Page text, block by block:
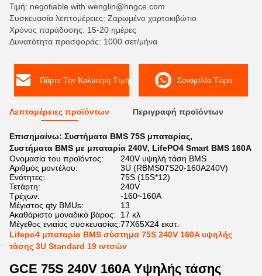
Τιμή: negotiable with wenglin@hngce.com
Συσκευασία λεπτομέρειες: Ζαρωμένο χαρτοκιβώτιο
Χρόνος παράδοσης: 15-20 ημέρες
Δυνατότητα προσφοράς: 1000 σετ/μήνα
Πάρτε Την Καλύτερη Τιμή Συνομιλία Τώρα
Λεπτομέρειες προϊόντων Περιγραφή προϊόντων
Επισημαίνω: Συστήματα BMS 75S μπαταρίας,
Συστήματα BMS με μπαταρία 240V, LifePO4 Smart BMS 160A
Ονομασία του προϊόντος:
240V υψηλή τάση BMS
Αριθμός μοντέλου:
3U (RBMS07S20-160A240V)
Ενότητες:
75S (15S*12)
Τετάρτη:
240V
Τρέχων:
-160~160A
Μέγιστος qty BMUs:
13
Ακαθάριστο μοναδικό βάρος:
17 κλ
Μέγεθος ενιαίας συσκευασίας:77X65X24 εκατ.
Lifepo4 μπαταρία BMS σύστημα 75S 240V 160A υψηλής
τάσης 3U Standard 19 ιντσών
GCE 75S 240V 160A Υψηλής τάσης